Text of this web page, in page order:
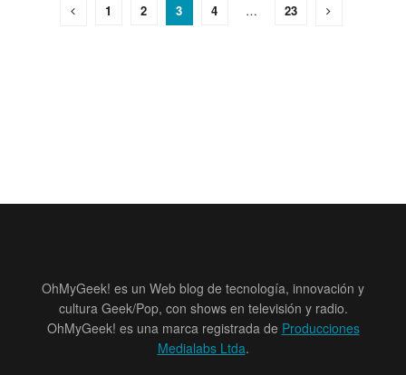
1 2 3 4 … 23
OhMyGeek! es un Web blog de tecnología, innovación y
cultura Geek/Pop, con shows en televisión y radio.
OhMyGeek! es una marca registrada de Producciones
Medialabs Ltda.